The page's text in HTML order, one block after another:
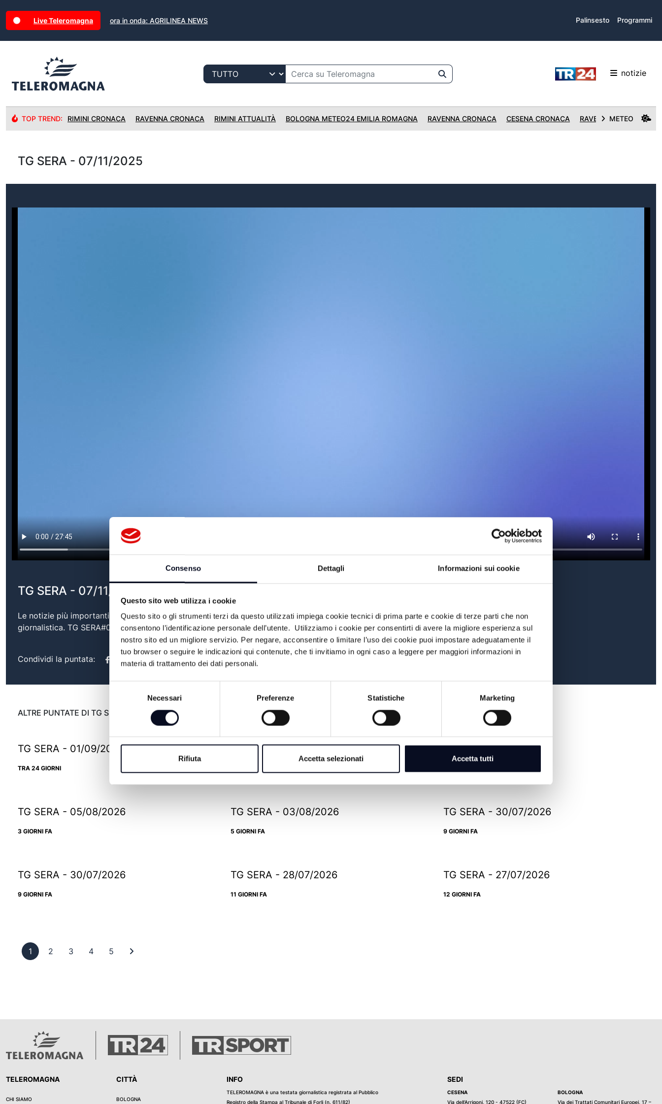
Consenso Dettagli Informazioni sui cookie
Questo sito web utilizza i cookie
Questo sito o gli strumenti terzi da questo utilizzati impiega cookie tecnici di prima parte e cookie di terze parti che non
consentono l’identificazione personale dell’utente. Utilizziamo i cookie per consentirti di avere la migliore esperienza sul
nostro sito ed un migliore servizio. Per negare, acconsentire o limitare l’uso dei cookie puoi impostare adeguatamente il
tuo browser o seguire le indicazioni qui contenute, che ti invitiamo in ogni caso a leggere per maggiori informazioni in
materia di trattamento dei dati personali.
Selezione
Necessari Preferenze Statistiche Marketing
Rifiuta Accetta selezionati Accetta tutti
Live Teleromagna ora in onda: AGRILINEA NEWS Palinsesto Programmi
notizie
TOP TREND: RIMINI CRONACA RAVENNA CRONACA RIMINI ATTUALITÀ BOLOGNA METEO24 EMILIA ROMAGNA RAVENNA CRONACA CESENA CRONACA RAVENNA CRONACA
METEO
TG SERA - 07/11/2025
TG SERA - 07/11/2025
Le notizie più importanti del territorio, con approfondimenti e rubriche, a cura della redazione
giornalistica. TG SERA#07/11/2025
Condividi la puntata:
ALTRE PUNTATE DI TG SERA
TG SERA - 01/09/2026
TRA 24 GIORNI
TG SERA - 07/08/2026 TG SERA - 06/08/2026
TG SERA - 05/08/2026
3 GIORNI FA
TG SERA - 03/08/2026
5 GIORNI FA
TG SERA - 30/07/2026
9 GIORNI FA
TG SERA - 30/07/2026
9 GIORNI FA
TG SERA - 28/07/2026
11 GIORNI FA
TG SERA - 27/07/2026
12 GIORNI FA
1 Pagina 1
2 Pagina 2
3 Pagina 3
4Pagina 4
5 Pagina 5
TELEROMAGNA
CHI SIAMO
CITTÀ
BOLOGNA
INFO
TELEROMAGNA è una testata giornalistica registrata al Pubblico
Registro della Stampa al Tribunale di Forli (n. 611/82)
SEDI
CESENA
Via dell’Arrigoni, 120 - 47522 (FC)
BOLOGNA
Via dei Trattati Comunitari Europei, 17 –